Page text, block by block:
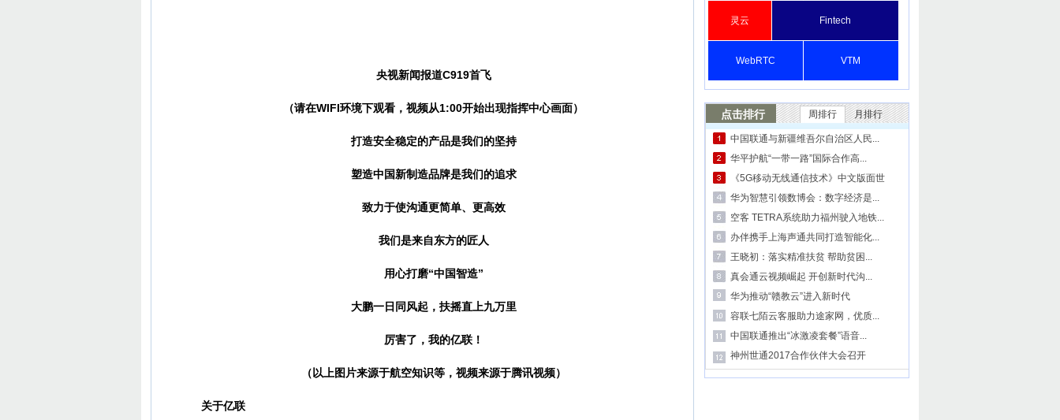
央视新闻报道C919首飞
（请在WIFI环境下观看，视频从1:00开始出现指挥中心画面）
打造安全稳定的产品是我们的坚持
塑造中国新制造品牌是我们的追求
致力于使沟通更简单、更高效
我们是来自东方的匠人
用心打磨“中国智造”
大鹏一日同风起，扶摇直上九万里
厉害了，我的亿联！
（以上图片来源于航空知识等，视频来源于腾讯视频）
关于亿联
灵云 Fintech
WebRTC VTM
点击排行 周排行 月排行
中国联通与新疆维吾尔自治区人民...
华平护航“一带一路”国际合作高...
《5G移动无线通信技术》中文版面世
华为智慧引领数博会：数字经济是...
空客 TETRA系统助力福州驶入地铁...
办伴携手上海声通共同打造智能化...
王晓初：落实精准扶贫 帮助贫困...
真会通云视频崛起 开创新时代沟...
华为推动“赣教云”进入新时代
容联七陌云客服助力途家网，优质...
中国联通推出“冰激凌套餐”语音...
神州世通2017合作伙伴大会召开